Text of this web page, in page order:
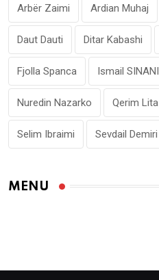
Arbër Zaimi Ardian Muhaj
Daut Dauti Ditar Kabashi
Fjolla Spanca Ismail SINANI
Nuredin Nazarko Qerim Lita
Selim Ibraimi Sevdail Demiri
MENU